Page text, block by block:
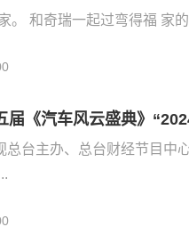
届《汽车风云盛典》
总台主办、总台财经节目中